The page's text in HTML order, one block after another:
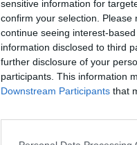
sensitive information for
confirm your selection.
continue seeing interest-
information disclosed to third
further disclosure of your
participants. This information
Downstream Participants that